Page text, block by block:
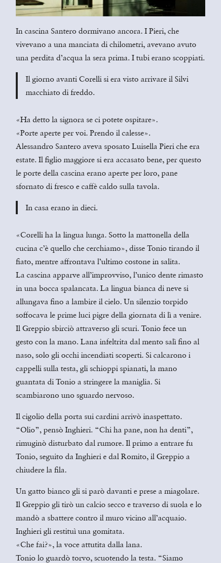
In cascina Santero dormivano ancora. I Pieri, che
vivevano a una manciata di chilometri, avevano avuto
una perdita d’acqua la sera prima. I tubi erano scoppiati.
Il giorno avanti Corelli si era visto arrivare il Silvi
macchiato di freddo.
«Ha detto la signora se ci potete ospitare».
«Porte aperte per voi. Prendo il calesse».
Alessandro Santero aveva sposato Luisella Pieri che era
estate. Il figlio maggiore si era accasato bene, per questo
le porte della cascina erano aperte per loro, pane
sfornato di fresco e caffè caldo sulla tavola.
In casa erano in dieci.
«Corelli ha la lingua lunga. Sotto la mattonella della
cucina c’è quello che cerchiamo», disse Tonio tirando il
fiato, mentre affrontava l’ultimo costone in salita.
La cascina apparve all’improvviso, l’unico dente rimasto
in una bocca spalancata. La lingua bianca di neve si
allungava fino a lambire il cielo. Un silenzio torpido
soffocava le prime luci pigre della giornata di lì a venire.
Il Greppio sbirciò attraverso gli scuri. Tonio fece un
gesto con la mano. Lana infeltrita dal mento salì fino al
naso, solo gli occhi incendiati scoperti. Si calcarono i
cappelli sulla testa, gli schioppi spianati, la mano
guantata di Tonio a stringere la maniglia. Si
scambiarono uno sguardo nervoso.
Il cigolio della porta sui cardini arrivò inaspettato.
“Olio”, pensò Inghieri. “Chi ha pane, non ha denti”,
rimuginò disturbato dal rumore. Il primo a entrare fu
Tonio, seguito da Inghieri e dal Romito, il Greppio a
chiudere la fila.
Un gatto bianco gli si parò davanti e prese a miagolare.
Il Greppio gli tirò un calcio secco e traverso di suola e lo
mandò a sbattere contro il muro vicino all’acquaio.
Inghieri gli restituì una gomitata.
«Che fai?», la voce attutita dalla lana.
Tonio lo guardò torvo, scuotendo la testa. “Siamo